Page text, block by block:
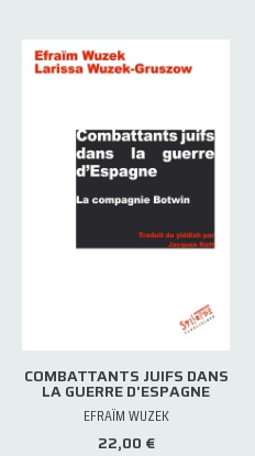
COMBATTANTS JUIFS DANS
LA GUERRE D'ESPAGNE
EFRAÏM WUZEK
22,00 €